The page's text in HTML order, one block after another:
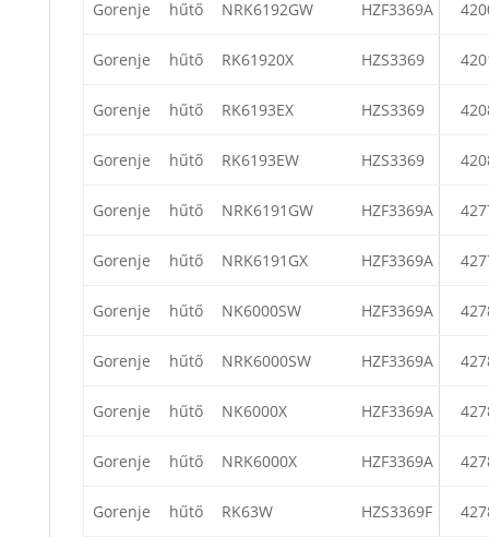
Gorenje hűtő NRK6192GW HZF3369A
Gorenje hűtő RK61920X HZS3369
Gorenje hűtő RK6193EX HZS3369
Gorenje hűtő RK6193EW HZS3369
Gorenje hűtő NRK6191GW HZF3369A
Gorenje hűtő NRK6191GX HZF3369A
Gorenje hűtő NK6000SW HZF3369A
Gorenje hűtő NRK6000SW HZF3369A
Gorenje hűtő NK6000X HZF3369A
Gorenje hűtő NRK6000X HZF3369A
Gorenje hűtő RK63W HZS3369F